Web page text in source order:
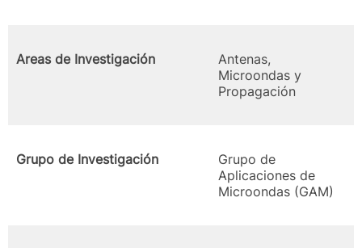
Areas de Investigación
Antenas,
Microondas y
Propagación
Grupo de Investigación
Grupo de
Aplicaciones de
Microondas (GAM)